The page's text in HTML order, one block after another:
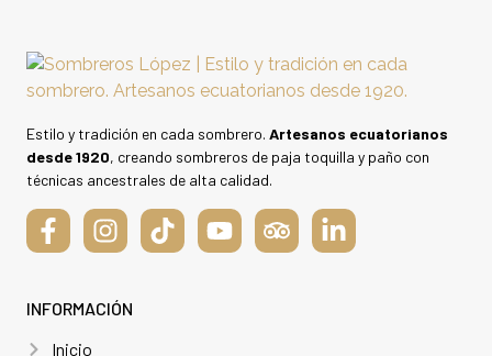
Estilo y tradición en cada sombrero. Artesanos ecuatorianos
desde 1920, creando sombreros de paja toquilla y paño con
técnicas ancestrales de alta calidad.
INFORMACIÓN
Inicio